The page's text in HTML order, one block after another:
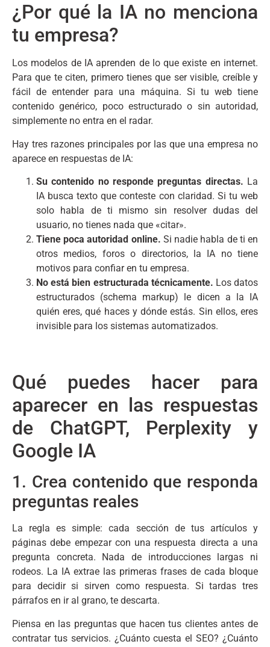
¿Por qué la IA no menciona
tu empresa?
Los modelos de IA aprenden de lo que existe en internet.
Para que te citen, primero tienes que ser visible, creíble y
fácil de entender para una máquina. Si tu web tiene
contenido genérico, poco estructurado o sin autoridad,
simplemente no entra en el radar.
Hay tres razones principales por las que una empresa no
aparece en respuestas de IA:
Su contenido no responde preguntas directas. La
IA busca texto que conteste con claridad. Si tu web
solo habla de ti mismo sin resolver dudas del
usuario, no tienes nada que «citar».
Tiene poca autoridad online. Si nadie habla de ti en
otros medios, foros o directorios, la IA no tiene
motivos para confiar en tu empresa.
No está bien estructurada técnicamente. Los datos
estructurados (schema markup) le dicen a la IA
quién eres, qué haces y dónde estás. Sin ellos, eres
invisible para los sistemas automatizados.
Qué puedes hacer para
aparecer en las respuestas
de ChatGPT, Perplexity y
Google IA
1. Crea contenido que responda
preguntas reales
La regla es simple: cada sección de tus artículos y
páginas debe empezar con una respuesta directa a una
pregunta concreta. Nada de introducciones largas ni
rodeos. La IA extrae las primeras frases de cada bloque
para decidir si sirven como respuesta. Si tardas tres
párrafos en ir al grano, te descarta.
Piensa en las preguntas que hacen tus clientes antes de
contratar tus servicios. ¿Cuánto cuesta el SEO? ¿Cuánto